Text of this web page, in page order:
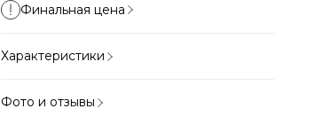
Финальная цена
Характеристики
Фото и отзывы